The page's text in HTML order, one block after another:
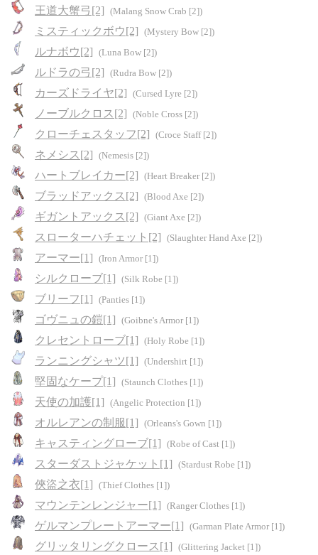
王道大蟹弓[2] (Malang Snow Crab [2])
ミスティックボウ[2] (Mystery Bow [2])
ルナボウ[2] (Luna Bow [2])
ルドラの弓[2] (Rudra Bow [2])
カーズドライヤ[2] (Cursed Lyre [2])
ノーブルクロス[2] (Noble Cross [2])
クローチェスタッフ[2] (Croce Staff [2])
ネメシス[2] (Nemesis [2])
ハートブレイカー[2] (Heart Breaker [2])
ブラッドアックス[2] (Blood Axe [2])
ギガントアックス[2] (Giant Axe [2])
スローターハチェット[2] (Slaughter Hand Axe [2])
アーマー[1] (Iron Armor [1])
シルクローブ[1] (Silk Robe [1])
ブリーフ[1] (Panties [1])
ゴヴニュの鎧[1] (Goibne's Armor [1])
クレセントローブ[1] (Holy Robe [1])
ランニングシャツ[1] (Undershirt [1])
堅固なケープ[1] (Staunch Clothes [1])
天使の加護[1] (Angelic Protection [1])
オルレアンの制服[1] (Orleans's Gown [1])
キャスティングローブ[1] (Robe of Cast [1])
スターダストジャケット[1] (Stardust Robe [1])
俠盜之衣[1] (Thief Clothes [1])
マウンテンレンジャー[1] (Ranger Clothes [1])
ゲルマンプレートアーマー[1] (Garman Plate Armor [1])
グリッタリングクロース[1] (Glittering Jacket [1])